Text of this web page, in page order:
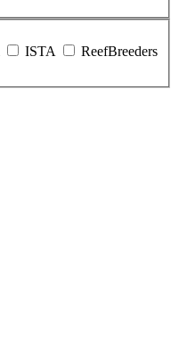
ISTA
ReefBreeders